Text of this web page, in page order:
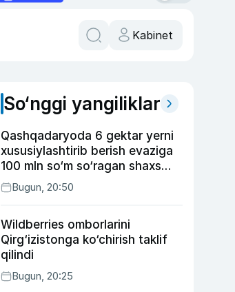
Kabinet
So‘nggi yangiliklar
Qashqadaryoda 6 gektar yerni
xususiylashtirib berish evaziga
100 mln so‘m so‘ragan shaxs
ushlandi
Bugun, 20:50
Wildberries omborlarini
Qirg‘izistonga ko‘chirish taklif
qilindi
Bugun, 20:25